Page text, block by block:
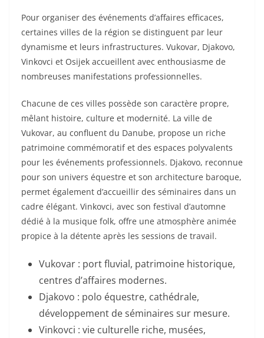
Pour organiser des événements d’affaires efficaces,
certaines villes de la région se distinguent par leur
dynamisme et leurs infrastructures. Vukovar, Djakovo,
Vinkovci et Osijek accueillent avec enthousiasme de
nombreuses manifestations professionnelles.
Chacune de ces villes possède son caractère propre,
mêlant histoire, culture et modernité. La ville de
Vukovar, au confluent du Danube, propose un riche
patrimoine commémoratif et des espaces polyvalents
pour les événements professionnels. Djakovo, reconnue
pour son univers équestre et son architecture baroque,
permet également d’accueillir des séminaires dans un
cadre élégant. Vinkovci, avec son festival d’automne
dédié à la musique folk, offre une atmosphère animée
propice à la détente après les sessions de travail.
Vukovar : port fluvial, patrimoine historique,
centres d’affaires modernes.
Djakovo : polo équestre, cathédrale,
développement de séminaires sur mesure.
Vinkovci : vie culturelle riche, musées,